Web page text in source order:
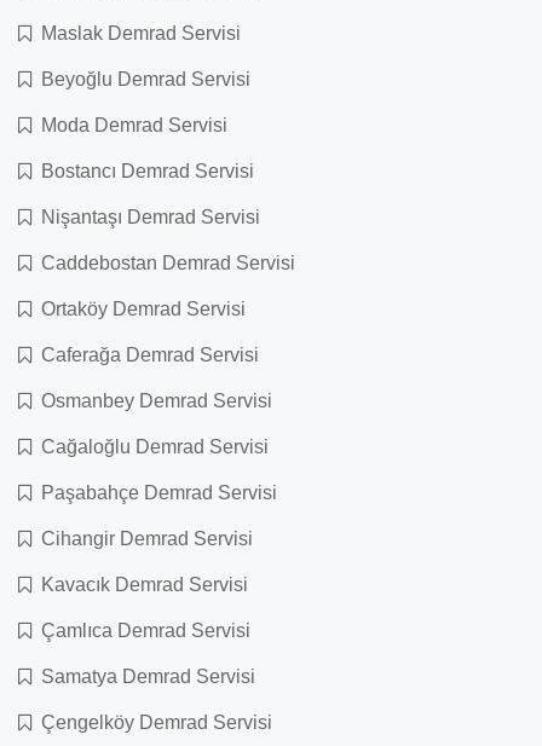
Maslak Demrad Servisi
Beyoğlu Demrad Servisi
Moda Demrad Servisi
Bostancı Demrad Servisi
Nişantaşı Demrad Servisi
Caddebostan Demrad Servisi
Ortaköy Demrad Servisi
Caferağa Demrad Servisi
Osmanbey Demrad Servisi
Cağaloğlu Demrad Servisi
Paşabahçe Demrad Servisi
Cihangir Demrad Servisi
Kavacık Demrad Servisi
Çamlıca Demrad Servisi
Samatya Demrad Servisi
Çengelköy Demrad Servisi